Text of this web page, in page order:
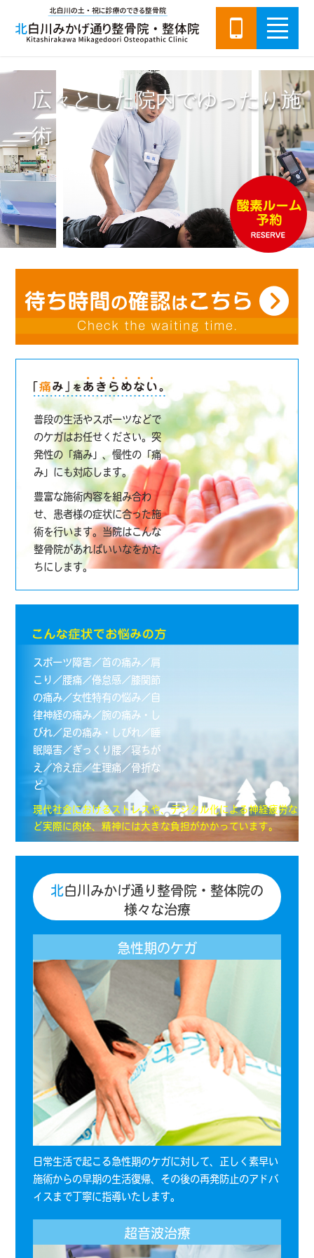
広々とした院内でゆったり施
術
普段の生活やスポーツなどで
のケガはお任せください。突
発性の「痛み」、慢性の「痛
み」にも対応します。
豊富な施術内容を組み合わ
せ、患者様の症状に合った施
術を行います。当院はこんな
整骨院があればいいなをかた
ちにします。
スポーツ障害／首の痛み／肩
こり／腰痛／倦怠感／膝関節
の痛み／女性特有の悩み／自
律神経の痛み／腕の痛み・し
びれ／足の痛み・しびれ／睡
眠障害／ぎっくり腰／寝ちが
え／冷え症／生理痛／骨折な
ど
現代社会におけるストレスや、デジタル化による神経疲労な
ど実際に肉体、精神には大きな負担がかかっています。
北白川みかげ通り整骨院・整体院の
様々な治療
急性期のケガ
日常生活で起こる急性期のケガに対して、正しく素早い
施術からの早期の生活復帰、その後の再発防止のアドバ
イスまで丁寧に指導いたします。
超音波治療